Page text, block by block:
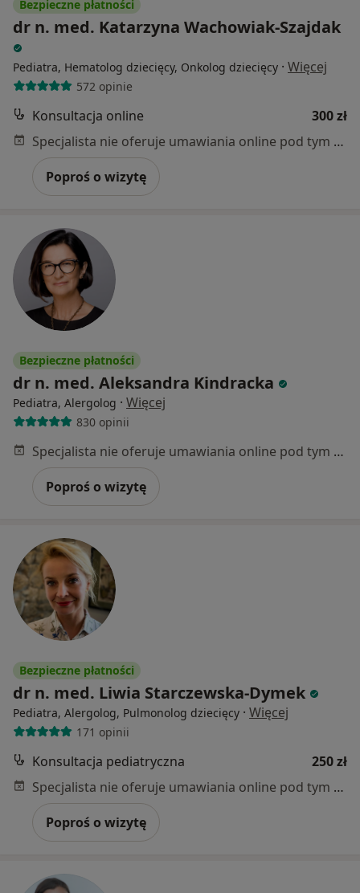
Bezpieczne płatności
dr n. med. Katarzyna Wachowiak-Szajdak
Pediatra, Hematolog dziecięcy, Onkolog dziecięcy · Więcej
572 opinie
Konsultacja online
300 zł
Specjalista nie oferuje umawiania online pod tym adresem.
Poproś o wizytę
Bezpieczne płatności
dr n. med. Aleksandra Kindracka
Pediatra, Alergolog · Więcej
830 opinii
Specjalista nie oferuje umawiania online pod tym adresem.
Poproś o wizytę
Bezpieczne płatności
dr n. med. Liwia Starczewska-Dymek
Pediatra, Alergolog, Pulmonolog dziecięcy · Więcej
171 opinii
Konsultacja pediatryczna
250 zł
Specjalista nie oferuje umawiania online pod tym adresem.
Poproś o wizytę